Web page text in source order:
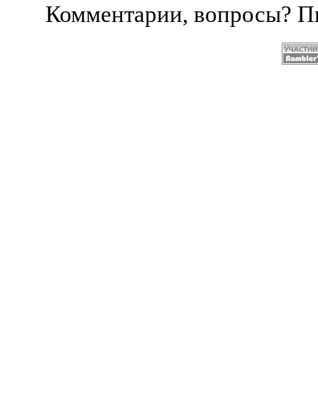
Комментарии, вопросы?